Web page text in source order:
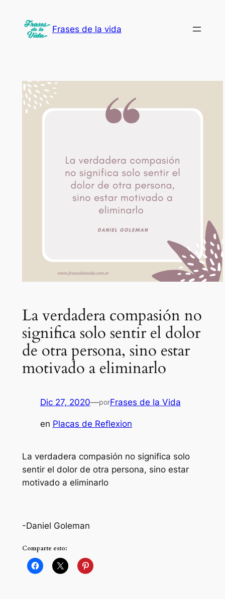
contenido
Frases de la vida
La verdadera compasión no
significa solo sentir el dolor
de otra persona, sino estar
motivado a eliminarlo
Dic 27, 2020—porFrases de la Vida
en Placas de Reflexion
La verdadera compasión no significa solo
sentir el dolor de otra persona, sino estar
motivado a eliminarlo
-Daniel Goleman
Comparte esto: